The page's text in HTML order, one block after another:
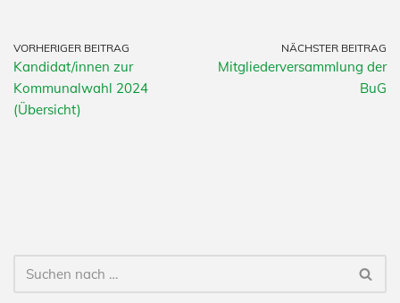
VORHERIGER BEITRAG
Kandidat/innen zur
Kommunalwahl 2024
(Übersicht)
NÄCHSTER BEITRAG
Mitgliederversammlung der
BuG